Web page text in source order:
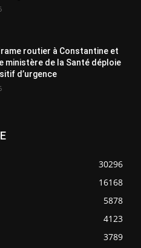
routier à Constantine et
ministère de la Santé déploie
d’urgence
30296
16168
5878
4123
3789